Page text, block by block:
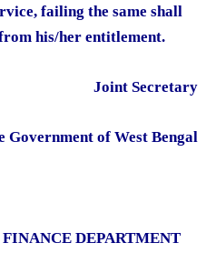
failing the same shall
his/her entitlement.
Joint Secretary
Government of West Bengal
DEPARTMENT